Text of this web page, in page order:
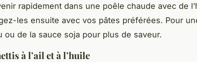
rapidement dans une poêle chaude avec de
les ensuite avec vos pâtes préférées. Pour
ou de la sauce soja pour plus de saveur.
à l’ail et à l’huile